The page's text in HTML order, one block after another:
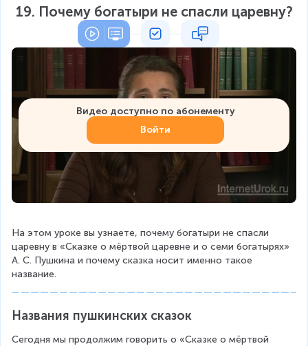
19. Почему богатыри не спасли царевну?
Видео доступно по абонементу
Войти
На этом уроке вы узнаете, почему богатыри не спасли
царевну в «Сказке о мёртвой царевне и о семи богатырях»
А. С. Пушкина и почему сказка носит именно такое
название.
Названия пушкинских сказок
Сегодня мы продолжим говорить о «Сказке о мёртвой